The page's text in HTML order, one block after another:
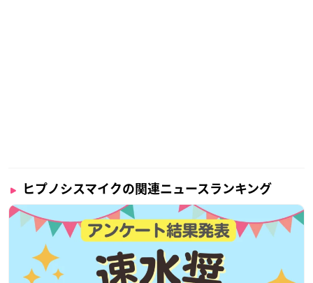
ヒプノシスマイクの関連ニュースランキング